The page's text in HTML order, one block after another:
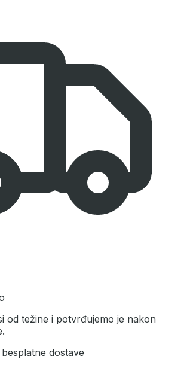
od težine i potvrđujemo je nakon
dostave